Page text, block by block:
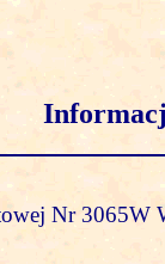
Nr 3065W